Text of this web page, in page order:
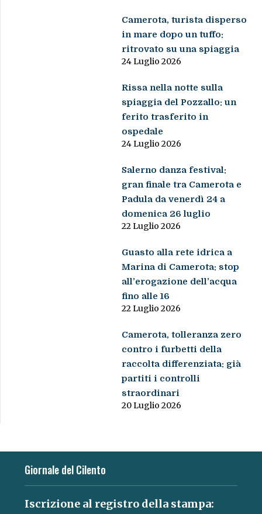
Camerota, turista disperso
in mare dopo un tuffo:
ritrovato su una spiaggia
24 Luglio 2026
Rissa nella notte sulla
spiaggia del Pozzallo: un
ferito trasferito in
ospedale
24 Luglio 2026
Salerno danza festival:
gran finale tra Camerota e
Padula da venerdì 24 a
domenica 26 luglio
22 Luglio 2026
Guasto alla rete idrica a
Marina di Camerota: stop
all’erogazione dell’acqua
fino alle 16
22 Luglio 2026
Camerota, tolleranza zero
contro i furbetti della
raccolta differenziata: già
partiti i controlli
straordinari
20 Luglio 2026
Giornale del Cilento
Iscrizione al registro della stampa: